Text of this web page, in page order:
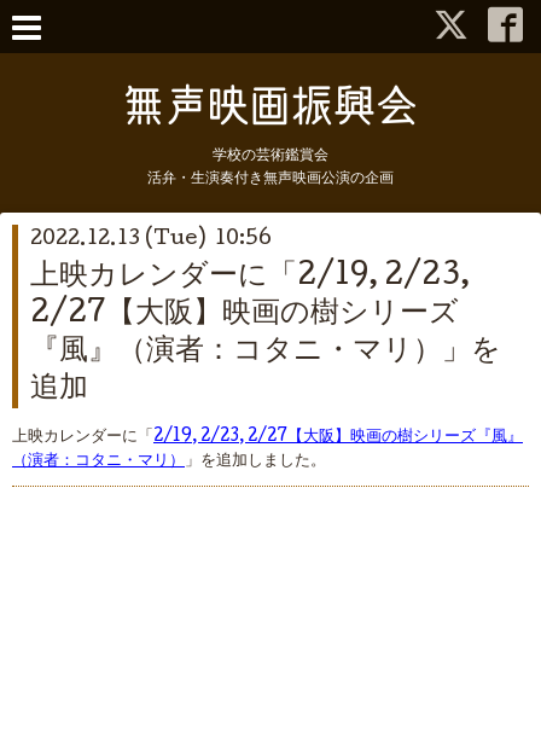
学校の芸術鑑賞会
活弁・生演奏付き無声映画公演の企画
2022.12.13 (Tue) 10:56
上映カレンダーに「2/19, 2/23,
2/27【大阪】映画の樹シリーズ
『風』（演者：コタニ・マリ）」を
追加
上映カレンダーに「 2/19, 2/23, 2/27【大阪】映画の樹シリーズ『風』
（演者：コタニ・マリ） 」を追加しました。